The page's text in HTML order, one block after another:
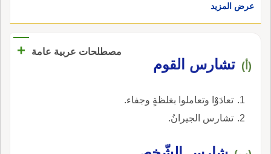
عرض المزيد
مصطلحات عربية عامة +
(أ) تشارس القوم
تعادَوْا وتعاملوا بغلظةٍ وجفاء.
تشارس الجيرانُ.